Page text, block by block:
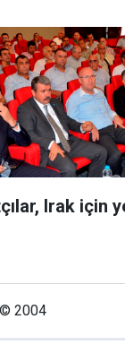
Irak için
2004